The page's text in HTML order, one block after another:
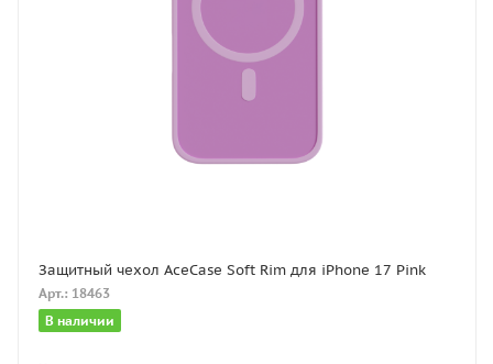
Защитный чехол AceCase Soft Rim для iPhone 17 Pink
Арт.: 18463
В наличии